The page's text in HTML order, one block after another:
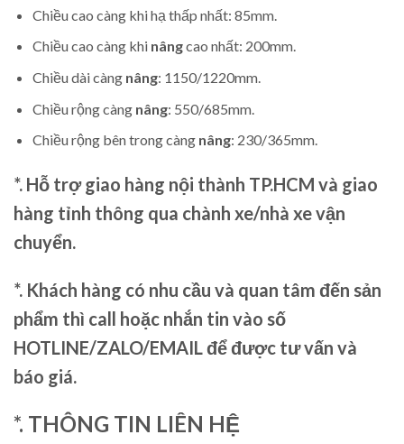
Chiều cao càng khi hạ thấp nhất: 85mm.
Chiều cao càng khi nângcao nhất: 200mm.
Chiều dài càng nâng: 1150/1220mm.
Chiều rộng càng nâng: 550/685mm.
Chiều rộng bên trong càng nâng: 230/365mm.
*. Hỗ trợ giao hàng nội thành TP.HCM và giao
hàng tỉnh thông qua chành xe/nhà xe vận
chuyển.
*. Khách hàng có nhu cầu và quan tâm đến sản
phẩm thì call hoặc nhắn tin vào số
HOTLINE/ZALO/EMAIL để được tư vấn và
báo giá.
*. THÔNG TIN LIÊN HỆ